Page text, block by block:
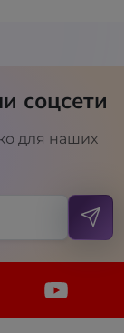
соцсети
для наших